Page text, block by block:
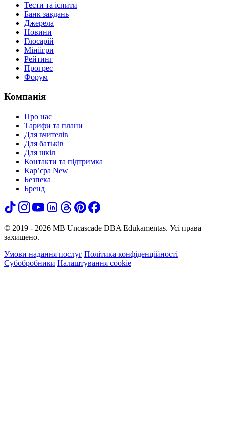
Тести та іспити
Банк завдань
Джерела
Новини
Глосарій
Мініігри
Рейтинг
Прогрес
Форум
Компанія
Про нас
Тарифи та плани
Для вчителів
Для батьків
Для шкіл
Контакти та підтримка
Кар’єра New
Безпека
Бренд
© 2019 - 2026 MB Uncascade DBA Edukamentas. Усі права
захищено.
Умови надання послуг Політика конфіденційності
Субобробники Налаштування cookie